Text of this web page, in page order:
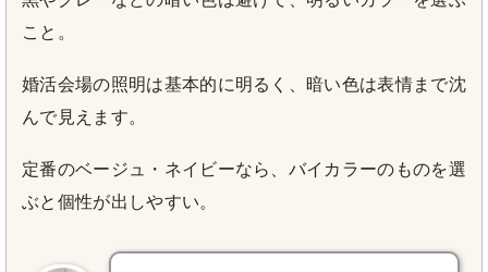
こと。
婚活会場の照明は基本的に明るく、暗い色は表情まで沈
んで見えます。
定番のベージュ・ネイビーなら、バイカラーのものを選
ぶと個性が出しやすい。